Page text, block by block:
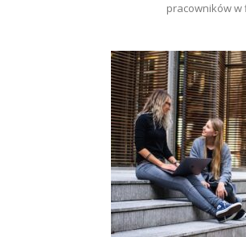
pracowników w